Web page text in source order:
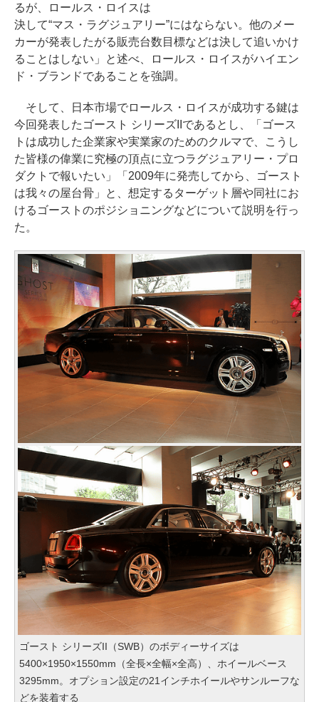
るが、ロールス・ロイスは
決して“マス・ラグジュアリー”にはならない。他のメー
カーが発表したがる販売台数目標などは決して追いかけ
ることはしない」と述べ、ロールス・ロイスがハイエン
ド・ブランドであることを強調。
そして、日本市場でロールス・ロイスが成功する鍵は
今回発表したゴースト シリーズIIであるとし、「ゴース
トは成功した企業家や実業家のためのクルマで、こうし
た皆様の偉業に究極の頂点に立つラグジュアリー・プロ
ダクトで報いたい」「2009年に発売してから、ゴースト
は我々の屋台骨」と、想定するターゲット層や同社にお
けるゴーストのポジショニングなどについて説明を行っ
た。
ゴースト シリーズII（SWB）のボディーサイズは
5400×1950×1550mm（全長×全幅×全高）、ホイールベース
3295mm。オプション設定の21インチホイールやサンルーフな
どを装着する